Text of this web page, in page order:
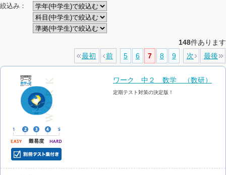
絞込み：
148件あります
最初
前 5 6 7 8 9 次 最後
ワーク 中２ 数学 （数研）
定期テスト対策の決定版！